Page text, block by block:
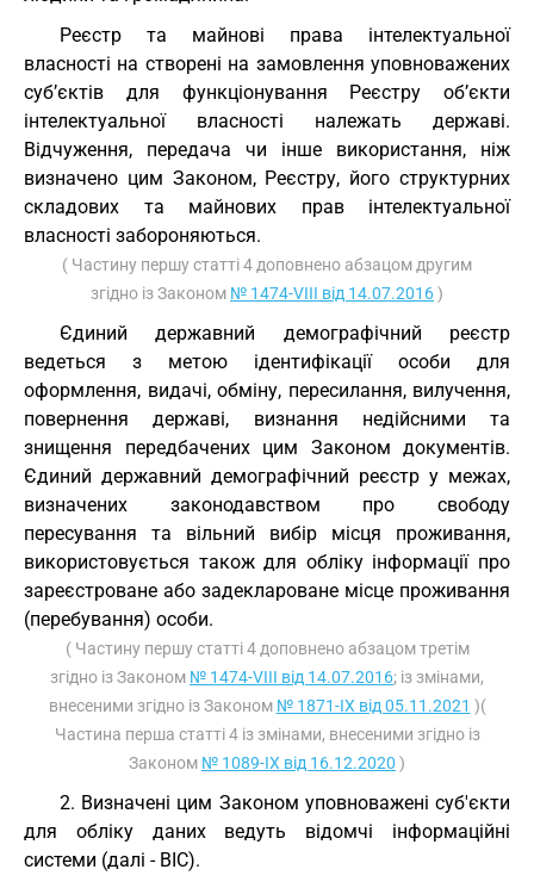
Реєстр та майнові права інтелектуальної
власності на створені на замовлення уповноважених
суб’єктів для функціонування Реєстру об’єкти
інтелектуальної власності належать державі.
Відчуження, передача чи інше використання, ніж
визначено цим Законом, Реєстру, його структурних
складових та майнових прав інтелектуальної
власності забороняються.
( Частину першу статті 4 доповнено абзацом другим
згідно із Законом № 1474-VIII від 14.07.2016)
Єдиний державний демографічний реєстр
ведеться з метою ідентифікації особи для
оформлення, видачі, обміну, пересилання, вилучення,
повернення державі, визнання недійсними та
знищення передбачених цим Законом документів.
Єдиний державний демографічний реєстр у межах,
визначених законодавством про свободу
пересування та вільний вибір місця проживання,
використовується також для обліку інформації про
зареєстроване або задеклароване місце проживання
(перебування) особи.
( Частину першу статті 4 доповнено абзацом третім
згідно із Законом № 1474-VIII від 14.07.2016; із змінами,
внесеними згідно із Законом № 1871-IX від 05.11.2021 )(
Частина перша статті 4 із змінами, внесеними згідно із
Законом № 1089-IX від 16.12.2020 )
2. Визначені цим Законом уповноважені суб'єкти
для обліку даних ведуть відомчі інформаційні
системи (далі - ВІС).